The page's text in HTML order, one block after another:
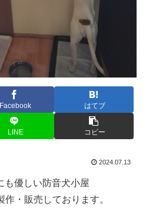
Facebook はてブ
LINE コピー
2024.07.13
も優しい防音犬小屋
作・販売しております。